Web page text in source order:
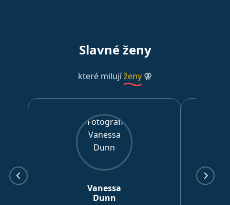
Slavné ženy
které milujíženy ⚢
Vanessa
Dunn